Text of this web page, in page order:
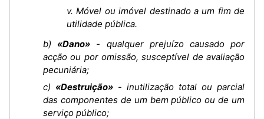
v. Móvel ou imóvel destinado a um fim de
utilidade pública.
b) «Dano» - qualquer prejuízo causado por
acção ou por omissão, susceptível de avaliação
pecuniária;
c) «Destruição» - inutilização total ou parcial
das componentes de um bem público ou de um
serviço público;